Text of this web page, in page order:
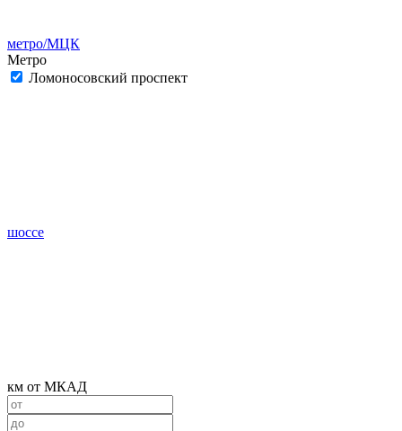
метро/МЦК
Метро
Ломоносовский проспект
шоссе
км от МКАД